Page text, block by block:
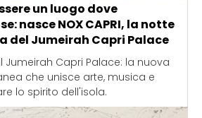
un luogo dove
nasce NOX CAPRI, la notte
del Jumeirah Capri Palace
Jumeirah Capri Palace: la nuova
che unisce arte, musica e
lo spirito dell'isola.